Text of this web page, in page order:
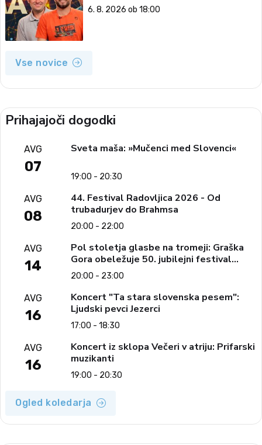
6. 8. 2026 ob 18:00
Vse novice
Prihajajoči dogodki
AVG
07
Sveta maša: »Mučenci med Slovenci«
19:00 - 20:30
AVG
08
44. Festival Radovljica 2026 - Od
trubadurjev do Brahmsa
20:00 - 22:00
AVG
14
Pol stoletja glasbe na tromeji: Graška
Gora obeležuje 50. jubilejni festival
narodno-zabavne glasbe
20:00 - 23:00
AVG
16
Koncert "Ta stara slovenska pesem":
Ljudski pevci Jezerci
17:00 - 18:30
AVG
16
Koncert iz sklopa Večeri v atriju: Prifarski
muzikanti
19:00 - 20:30
Ogled koledarja